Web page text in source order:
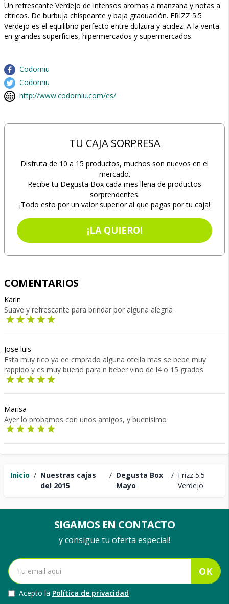
Inicio / Nuestras cajas
del 2015
/ Degusta Box
Mayo
/ Frizz 5.5
Verdejo
Un refrescante Verdejo de intensos aromas a manzana y notas a
cítricos. De burbuja chispeante y baja graduación. FRIZZ 5.5
Verdejo es el equilibrio perfecto entre dulzura y acidez. A la venta
en grandes superfícies, hipermercados y supermercados.
Codorniu
Codorniu
http://www.codorniu.com/es/
TU CAJA SORPRESA
Disfruta de 10 a 15 productos, muchos son nuevos en el
mercado.
Recibe tu Degusta Box cada mes llena de productos
sorprendentes.
¡Todo esto por un valor superior al que pagas por tu caja!
¡LA QUIERO!
COMENTARIOS
Karin
Suave y refrescante para brindar por alguna alegría
Jose luis
Esta muy rico ya ee cmprado alguna otella mas se bebe muy
rappido y es muy bueno para n beber vino de l4 o 15 grados
Marisa
Ayer lo probamos con unos amigos, y buenisimo
SIGAMOS EN CONTACTO
y consigue tu oferta especial!
OK
Acepto la Política de privacidad